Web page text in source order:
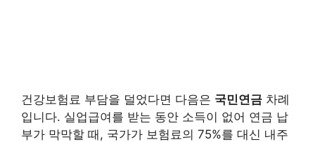
건강보험료 부담을 덜었다면 다음은 국민연금 차례
입니다. 실업급여를 받는 동안 소득이 없어 연금 납
부가 막막할 때, 국가가 보험료의 75%를 대신 내주